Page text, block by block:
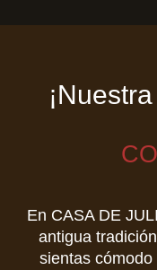
En CASA DE
antigua
sientas